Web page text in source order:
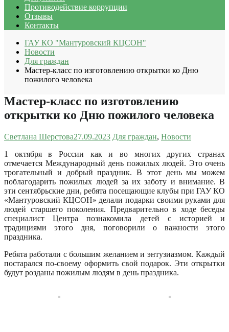
Противодействие коррупции
Отзывы
Контакты
ГАУ КО "Мантуровский КЦСОН"
Новости
Для граждан
Мастер-класс по изготовлению открытки ко Дню
пожилого человека
Мастер-класс по изготовлению
открытки ко Дню пожилого человека
Светлана Шерстова27.09.2023 Для граждан, Новости
1 октября в России как и во многих других странах
отмечается Международный день пожилых людей. Это очень
трогательный и добрый праздник. В этот день мы можем
поблагодарить пожилых людей за их заботу и внимание. В
эти сентябрьские дни, ребята посещающие клубы при ГАУ КО
«Мантуровский КЦСОН» делали подарки своими руками для
людей старшего поколения. Предварительно в ходе беседы
специалист Центра познакомила детей с историей и
традициями этого дня, поговорили о важности этого
праздника.
Ребята работали с большим желанием и энтузиазмом. Каждый
постарался по-своему оформить свой подарок. Эти открытки
будут розданы пожилым людям в день праздника.